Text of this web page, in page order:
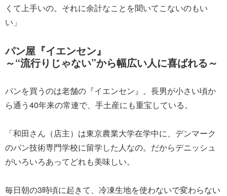
くて上手いの。それに余計なことを聞いてこないのもい
い」
パン屋『イエンセン』
～“流行りじゃない”から幅広い人に喜ばれる～
パンを買うのは老舗の『イエンセン』。長男が小さい頃か
ら通う40年来の常連で、手土産にも重宝している。
「和田さん（店主）は東京農業大学在学中に、デンマーク
のパン技術専門学校に留学した人なの。だからデニッシュ
がいろいろあってどれも美味しい。
毎日朝の3時頃に起きて、冷凍生地を使わないで変わらない